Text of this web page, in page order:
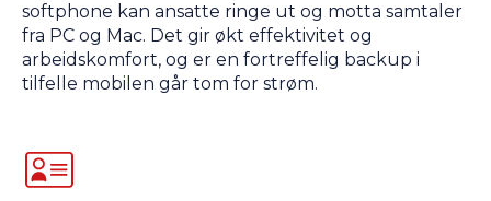
softphone kan ansatte ringe ut og motta samtaler
fra PC og Mac. Det gir økt effektivitet og
arbeidskomfort, og er en fortreffelig backup i
tilfelle mobilen går tom for strøm.